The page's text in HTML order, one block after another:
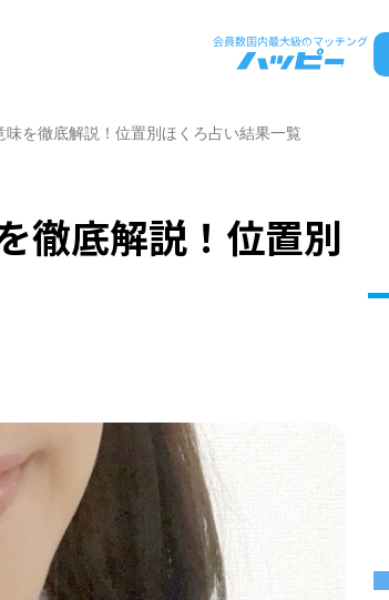
味を徹底解説！位置別ほくろ占い結果一覧
徹底解説！位置別